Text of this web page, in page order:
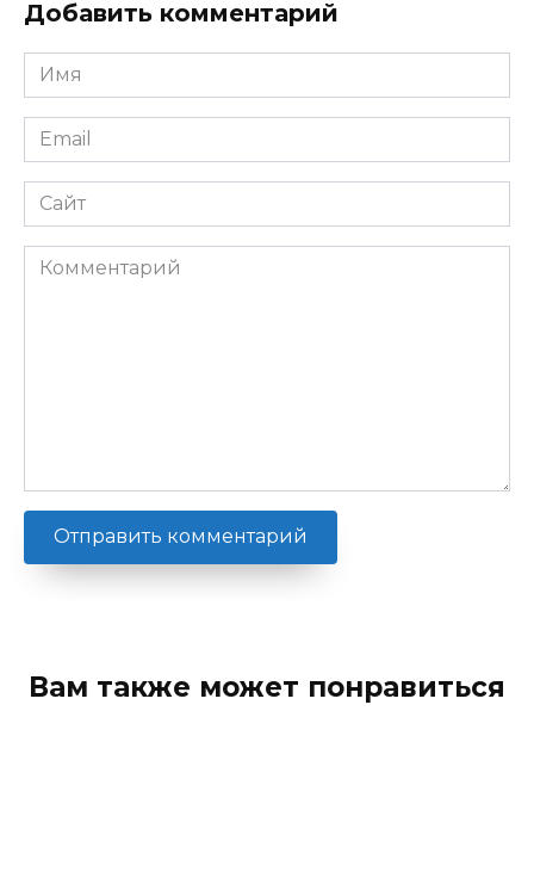
Добавить комментарий
Имя
*
Email
*
Сайт
Комментарий
Вам также может понравиться